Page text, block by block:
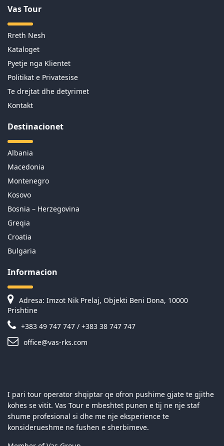
Vas Tour
Rreth Nesh
Kataloget
Pyetje nga Klientet
Politikat e Privatesise
Te drejtat dhe detyrimet
Kontakt
Destinacionet
Albania
Macedonia
Montenegro
Kosovo
Bosnia – Herzegovina
Greqia
Croatia
Bulgaria
Informacion
Adresa: Imzot Nik Prelaj, Objekti Beni Dona, 10000
Prishtine
+383 49 747 747 / +383 38 747 747
office@vas-rks.com
I pari tour operator shqiptar qe ofron pushime gjate te gjithe
kohes se vitit. Vas Tour e mbeshtet punen e tij ne nje staf
shume profesional si dhe me nje eksperience te
konsiderueshme ne fushen e sherbimeve.